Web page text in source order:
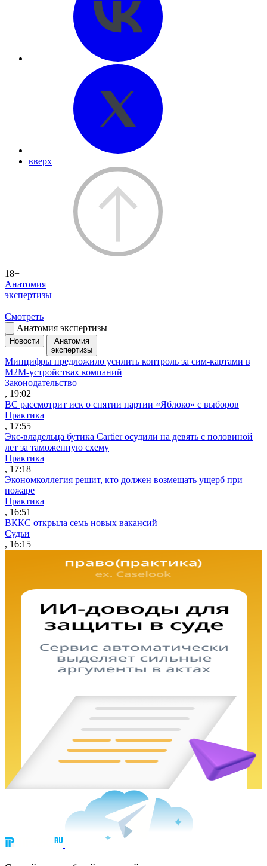
вверх
18+
Анатомия
экспертизы
Смотреть
Анатомия экспертизы
Новости
Анатомия
экспертизы
Минцифры предложило усилить контроль за сим-картами в
M2M-устройствах компаний
Законодательство
, 19:02
ВС рассмотрит иск о снятии партии «Яблоко» с выборов
Практика
, 17:55
Экс-владельца бутика Cartier осудили на девять с половиной
лет за таможенную схему
Практика
, 17:18
Экономколлегия решит, кто должен возмещать ущерб при
пожаре
Практика
, 16:51
ВККС открыла семь новых вакансий
Судьи
, 16:15